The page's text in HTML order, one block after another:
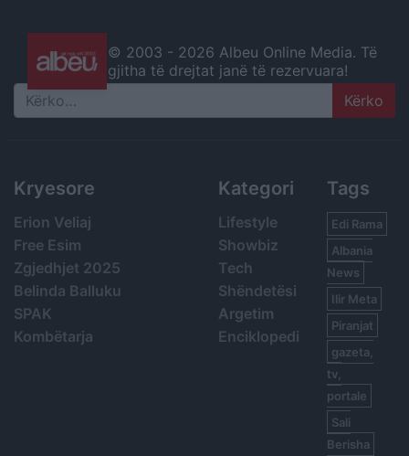
© 2003 - 2026 Albeu Online Media. Të
gjitha të drejtat janë të rezervuara!
Search
Kryesore
Erion Veliaj
Free Esim
Zgjedhjet 2025
Belinda Balluku
SPAK
Kombëtarja
Kategori
Lifestyle
Showbiz
Tech
Shëndetësi
Argetim
Enciklopedi
Tags
Edi Rama
Albania
News
Ilir Meta
Piranjat
gazeta,
tv,
portale
Sali
Berisha